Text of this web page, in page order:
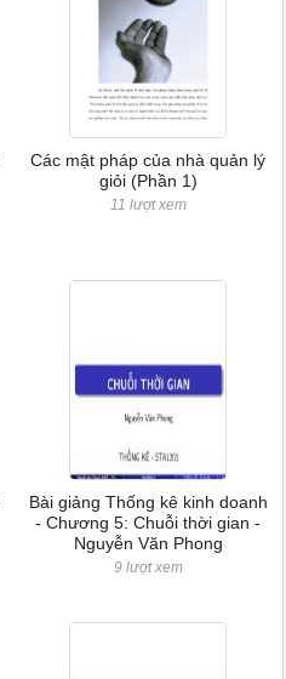
Các mật pháp của nhà quản lý
giỏi (Phần 1)
11 lượt xem
Bài giảng Thống kê kinh doanh
- Chương 5: Chuỗi thời gian -
Nguyễn Văn Phong
9 lượt xem